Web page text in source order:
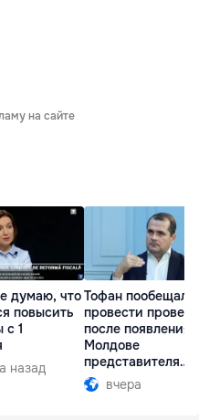
на сайте
думаю, что
повысить
с 1
назад
Тофан пообещал
провести
после появления
Молдове
представителя
Южной Осетии
вчера